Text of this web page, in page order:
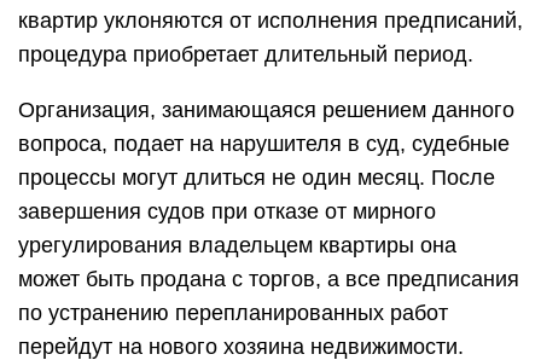
квартир уклоняются от исполнения предписаний,
процедура приобретает длительный период.
Организация, занимающаяся решением данного
вопроса, подает на нарушителя в суд, судебные
процессы могут длиться не один месяц. После
завершения судов при отказе от мирного
урегулирования владельцем квартиры она
может быть продана с торгов, а все предписания
по устранению перепланированных работ
перейдут на нового хозяина недвижимости.